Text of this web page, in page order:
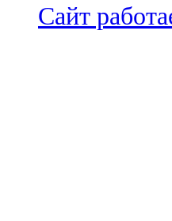
Сайт